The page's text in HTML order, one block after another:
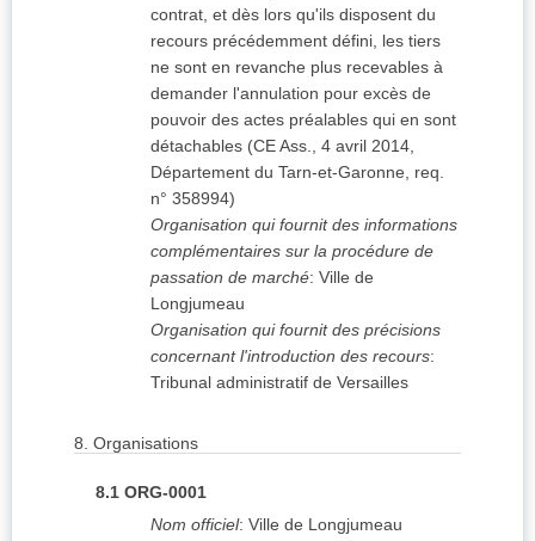
contrat, et dès lors qu'ils disposent du
recours précédemment défini, les tiers
ne sont en revanche plus recevables à
demander l'annulation pour excès de
pouvoir des actes préalables qui en sont
détachables (CE Ass., 4 avril 2014,
Département du Tarn-et-Garonne, req.
n° 358994)
Organisation qui fournit des informations
complémentaires sur la procédure de
passation de marché: Ville de
Longjumeau
Organisation qui fournit des précisions
concernant l'introduction des recours:
Tribunal administratif de Versailles
8. Organisations
8.1 ORG-0001
Nom officiel: Ville de Longjumeau